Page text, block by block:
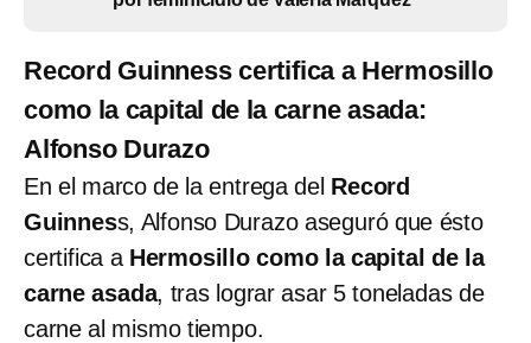
Record Guinness certifica a Hermosillo
como la capital de la carne asada:
Alfonso Durazo
En el marco de la entrega del Record
Guinness, Alfonso Durazo aseguró que ésto
certifica aHermosillo como la capital de la
carne asada, tras lograr asar 5 toneladas de
carne al mismo tiempo.